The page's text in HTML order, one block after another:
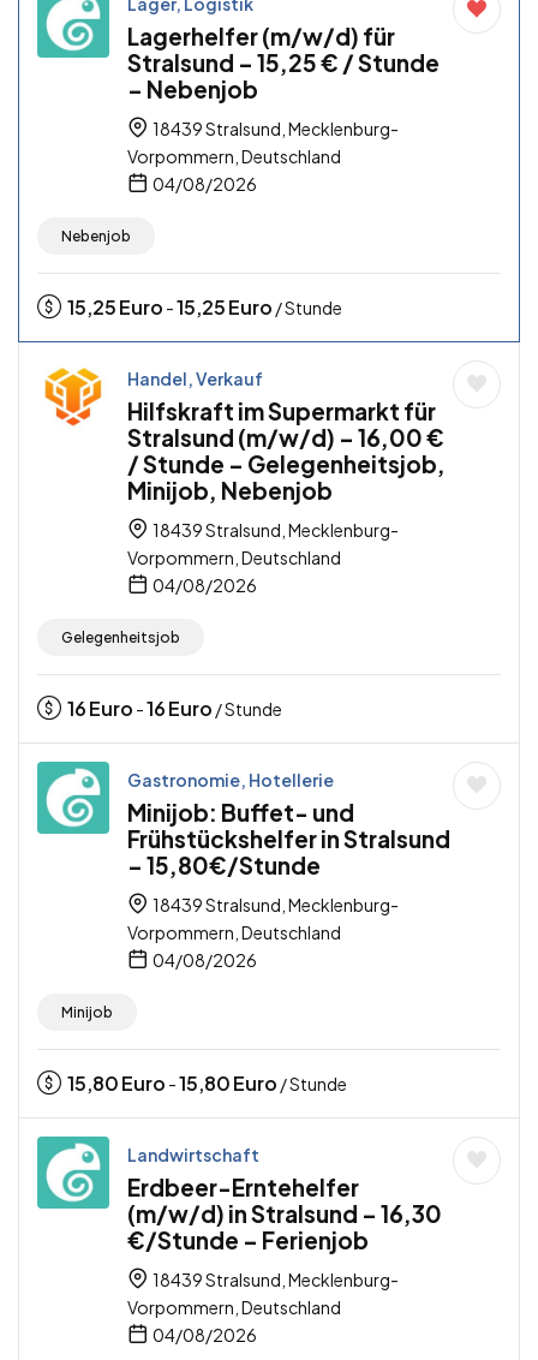
Lagerhelfer (m/w/d) für
Stralsund – 15,25 € / Stunde
– Nebenjob
18439 Stralsund, Mecklenburg-
Vorpommern, Deutschland
04/08/2026
Nebenjob
15,25Euro -15,25Euro / Stunde
Handel, Verkauf
Hilfskraft im Supermarkt für
Stralsund (m/w/d) – 16,00 €
/ Stunde – Gelegenheitsjob,
Minijob, Nebenjob
18439 Stralsund, Mecklenburg-
Vorpommern, Deutschland
04/08/2026
Gelegenheitsjob
16Euro -16Euro / Stunde
Gastronomie, Hotellerie
Minijob: Buffet- und
Frühstückshelfer in Stralsund
– 15,80€/Stunde
18439 Stralsund, Mecklenburg-
Vorpommern, Deutschland
04/08/2026
Minijob
15,80Euro -15,80Euro / Stunde
Landwirtschaft
Erdbeer-Erntehelfer
(m/w/d) in Stralsund – 16,30
€/Stunde – Ferienjob
18439 Stralsund, Mecklenburg-
Vorpommern, Deutschland
04/08/2026